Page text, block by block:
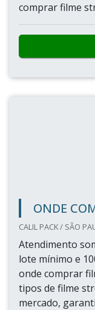
comprar filme
ONDE
CALIL PACK / SÃO
Atendimento
lote mínimo e
onde comprar
tipos de filme
mercado,